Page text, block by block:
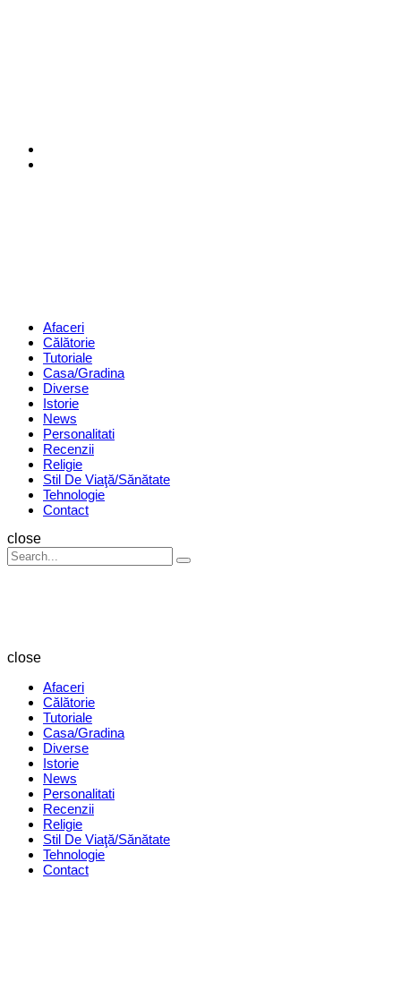
Menu Afaceri
Călătorie
Tutoriale
Casa/Gradina
Diverse
Istorie
News
Personalitati
Recenzii
Religie
Stil De Viaţă/Sănătate
Tehnologie
Contact
Search
close
Search
for:
Search
close
Afaceri
Călătorie
Tutoriale
Casa/Gradina
Diverse
Istorie
News
Personalitati
Recenzii
Religie
Stil De Viaţă/Sănătate
Tehnologie
Contact